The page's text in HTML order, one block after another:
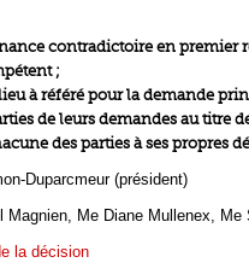
contradictoire en premier
;
à référé pour la demande
de leurs demandes au titre
des parties à ses propres
Duparcmeur (président)
Magnien, Me Diane Mullenex, Me
la décision